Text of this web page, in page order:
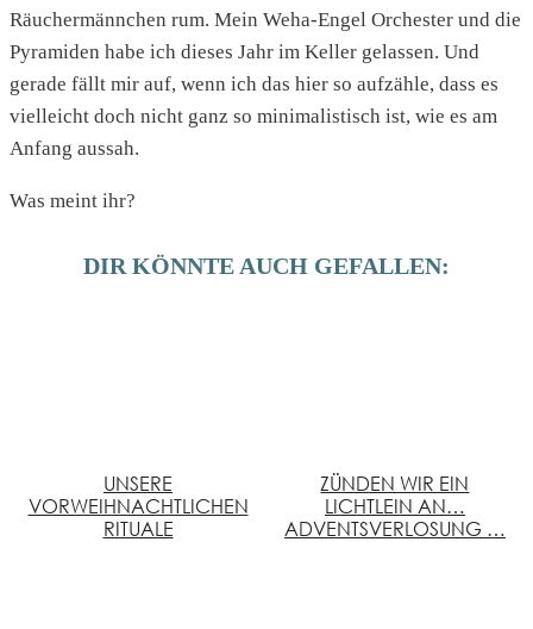
Räuchermännchen rum. Mein Weha-Engel Orchester und die
Pyramiden habe ich dieses Jahr im Keller gelassen. Und
gerade fällt mir auf, wenn ich das hier so aufzähle, dass es
vielleicht doch nicht ganz so minimalistisch ist, wie es am
Anfang aussah.
Was meint ihr?
DIR KÖNNTE AUCH GEFALLEN:
UNSERE
VORWEIHNACHTLICHEN
RITUALE
ZÜNDEN WIR EIN
LICHTLEIN AN…
ADVENTSVERLOSUNG …